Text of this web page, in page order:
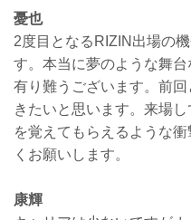
憂也
2度目となるRIZIN出場の
す。本当に夢のような舞台
有り難うございます。前
きたいと思います。来場
を覚えてもらえるような
くお願いします。
康輝